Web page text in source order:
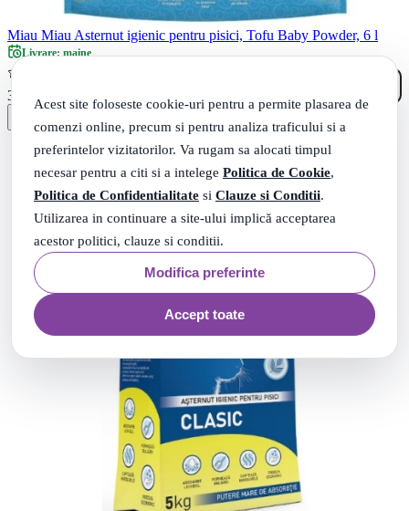
Acest site foloseste cookie-uri pentru a permite plasarea de
comenzi online, precum si pentru analiza traficului si a
preferintelor vizitatorilor. Va rugam sa alocati timpul
necesar pentru a citi si a intelege Politica de Cookie,
Politica de Confidentialitate si Clauze si Conditii.
Utilizarea in continuare a site-ului implică acceptarea
acestor politici, clauze si conditii.
Modifica preferinte
Accept toate
Miau Miau Asternut igienic pentru pisici, Tofu Baby Powder, 6 l
Livrare: maine
32
Lei